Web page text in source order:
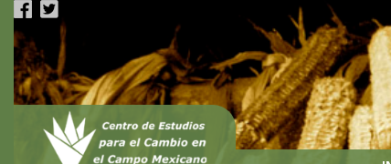
Pasar
contenido
principal